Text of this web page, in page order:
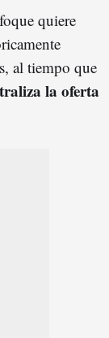
quiere
al tiempo que
la oferta